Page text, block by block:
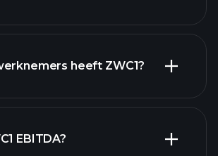
dividend aandelen
heeft ZWC1?
grootste werkgevers
EBITDA?